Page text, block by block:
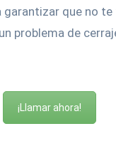
garantizar que no
problema de
¡Llamar ahora!